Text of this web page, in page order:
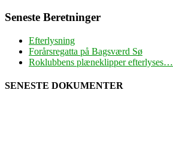
Seneste Beretninger
Efterlysning
Forårsregatta på Bagsværd Sø
Roklubbens plæneklipper efterlyses…
SENESTE DOKUMENTER